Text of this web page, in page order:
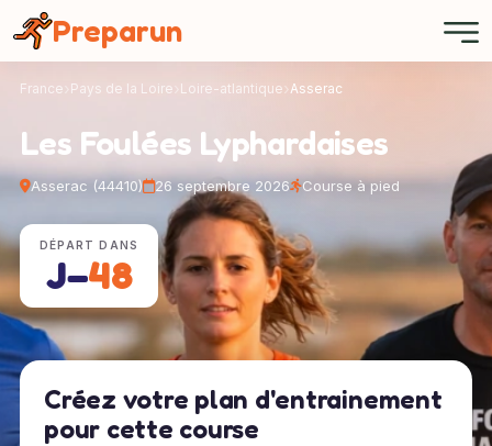
Preparun
France Pays de la Loire Loire-atlantique Asserac
Les Foulées Lyphardaises
Asserac (44410) 26 septembre 2026 Course à pied
DÉPART DANS
J−48
Créez votre plan d'entrainement
pour cette course
Panneau de gestion des cookies